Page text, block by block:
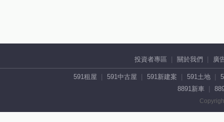
投資者專區 關於我們 廣
591租屋 591中古屋 591新建案 591土地
8891新車